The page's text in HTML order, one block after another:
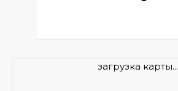
загрузка карты...